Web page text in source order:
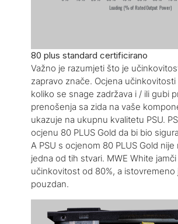
80 plus standard certificirano
Važno je razumjeti što je
zapravo znače. Ocjena
koliko se snage zadržava i / ili gubi
prenošenja sa zida na vaše
ukazuje na ukupnu kvalitetu PSU.
ocjenu 80 PLUS Gold da bi bio
A PSU s ocjenom 80 PLUS Gold
jedna od tih stvari. MWE White
učinkovitost od 80%, a istovremeno
pouzdan.